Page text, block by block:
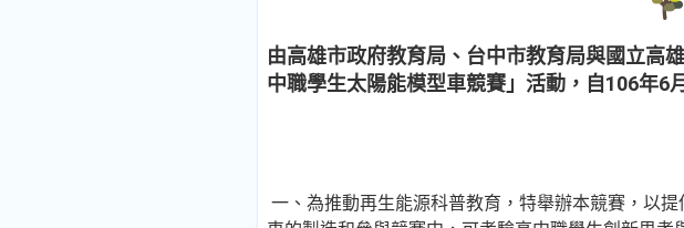
由高雄市政府教育局、台中市教育局與國立高
中職學生太陽能模型車競賽」活動，自106年6
一、為推動再生能源科普教育，特舉辦本競賽，以